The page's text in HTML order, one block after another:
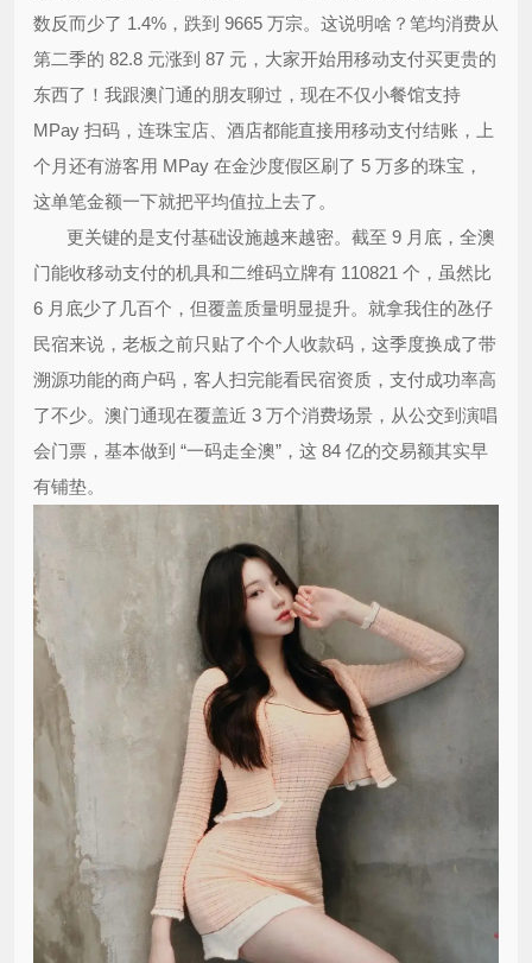
数反而少了 1.4%，跌到 9665 万宗。这说明啥？笔均消费从
第二季的 82.8 元涨到 87 元，大家开始用移动支付买更贵的
东西了！我跟澳门通的朋友聊过，现在不仅小餐馆支持
MPay 扫码，连珠宝店、酒店都能直接用移动支付结账，上
个月还有游客用 MPay 在金沙度假区刷了 5 万多的珠宝，
这单笔金额一下就把平均值拉上去了。
更关键的是支付基础设施越来越密。截至 9 月底，全澳
门能收移动支付的机具和二维码立牌有 110821 个，虽然比
6 月底少了几百个，但覆盖质量明显提升。就拿我住的氹仔
民宿来说，老板之前只贴了个个人收款码，这季度换成了带
溯源功能的商户码，客人扫完能看民宿资质，支付成功率高
了不少。澳门通现在覆盖近 3 万个消费场景，从公交到演唱
会门票，基本做到 “一码走全澳”，这 84 亿的交易额其实早
有铺垫。